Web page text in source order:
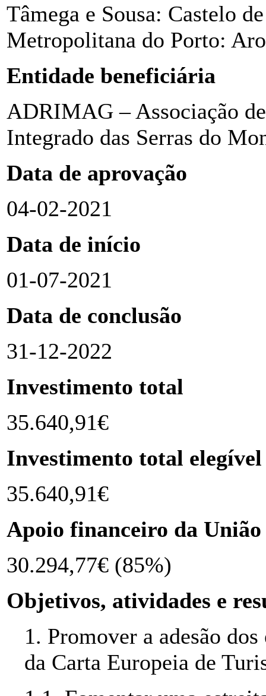
Tâmega e Sousa: Castelo
Metropolitana do Porto:
Entidade beneficiária
ADRIMAG – Associação
Integrado das Serras do
Data de aprovação
04-02-2021
Data de início
01-07-2021
Data de conclusão
31-12-2022
Investimento total
35.640,91€
Investimento total elegível
35.640,91€
Apoio financeiro da
30.294,77€ (85%)
Objetivos, atividades e
1. Promover a adesão
da Carta Europeia de